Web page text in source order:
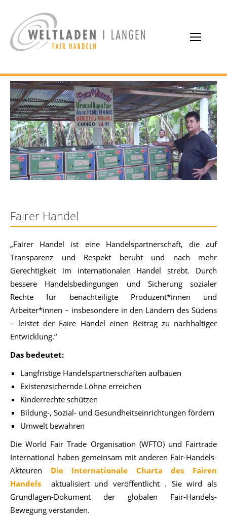
Fairer Handel
„Fairer Handel ist eine Handelspartnerschaft, die auf
Transparenz und Respekt beruht und nach mehr
Gerechtigkeit im internationalen Handel strebt. Durch
bessere Handelsbedingungen und Sicherung sozialer
Rechte für benachteiligte Produzent*innen und
Arbeiter*innen – insbesondere in den Ländern des Südens
– leistet der Faire Handel einen Beitrag zu nachhaltiger
Entwicklung.“
Das bedeutet:
Langfristige Handelspartnerschaften aufbauen
Existenzsichernde Löhne erreichen
Kinderrechte schützen
Bildung-, Sozial- und Gesundheitseinrichtungen fördern
Umwelt bewahren
Die World Fair Trade Organisation (WFTO) und Fairtrade
International haben gemeinsam mit anderen Fair-Handels-
Akteuren Die Internationale Chartades Fairen
Handels
aktualisiert und veröffentlicht . Sie wird als
Grundlagen-Dokument der globalen Fair-Handels-
Bewegung verstanden.